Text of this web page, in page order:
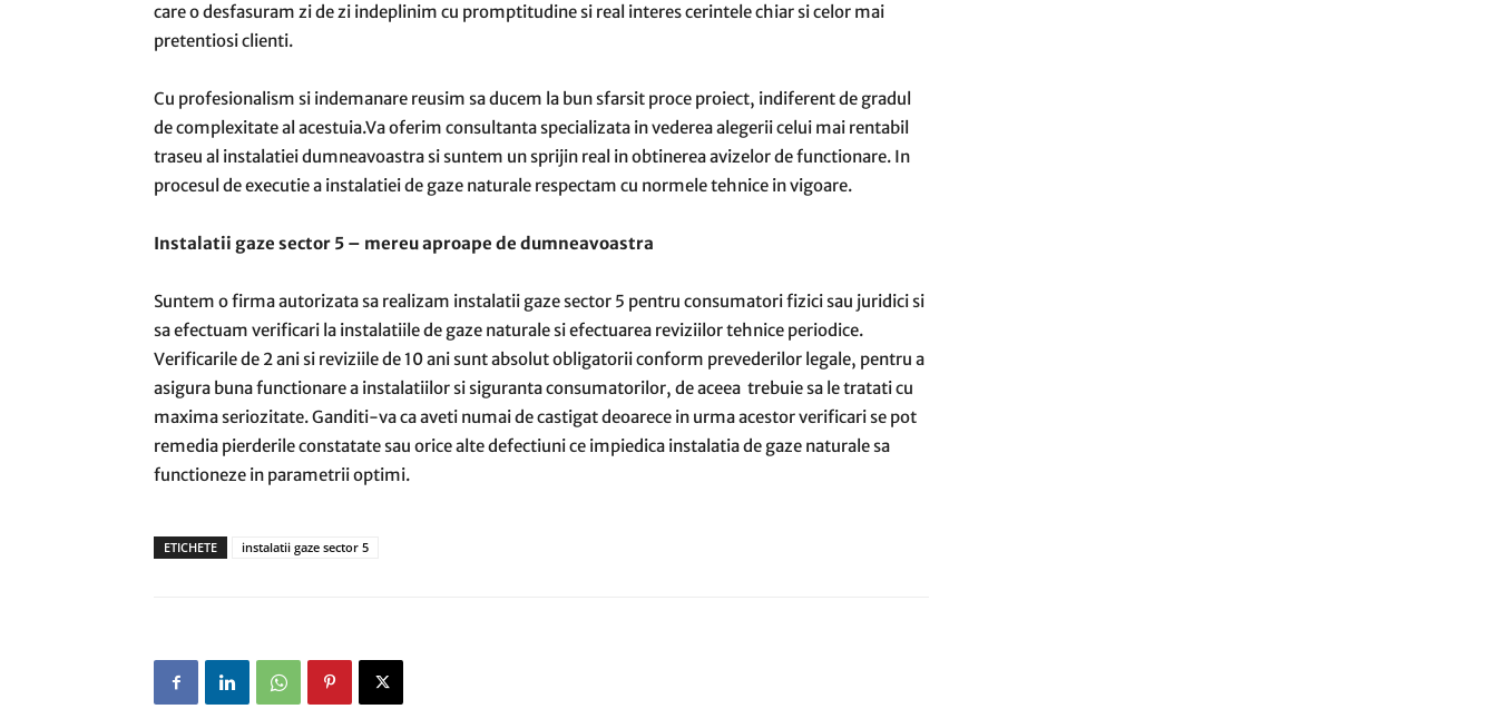
care o desfasuram zi de zi indeplinim cu promptitudine si real interes cerintele chiar si celor mai
pretentiosi clienti.
Cu profesionalism si indemanare reusim sa ducem la bun sfarsit proce proiect, indiferent de gradul
de complexitate al acestuia.Va oferim consultanta specializata in vederea alegerii celui mai rentabil
traseu al instalatiei dumneavoastra si suntem un sprijin real in obtinerea avizelor de functionare. In
procesul de executie a instalatiei de gaze naturale respectam cu normele tehnice in vigoare.
Instalatii gaze sector 5 – mereu aproape de dumneavoastra
Suntem o firma autorizata sa realizam instalatii gaze sector 5 pentru consumatori fizici sau juridici si
sa efectuam verificari la instalatiile de gaze naturale si efectuarea reviziilor tehnice periodice.
Verificarile de 2 ani si reviziile de 10 ani sunt absolut obligatorii conform prevederilor legale, pentru a
asigura buna functionare a instalatiilor si siguranta consumatorilor, de aceea trebuie sa le tratati cu
maxima seriozitate. Ganditi-va ca aveti numai de castigat deoarece in urma acestor verificari se pot
remedia pierderile constatate sau orice alte defectiuni ce impiedica instalatia de gaze naturale sa
functioneze in parametrii optimi.
ETICHETE instalatii gaze sector 5